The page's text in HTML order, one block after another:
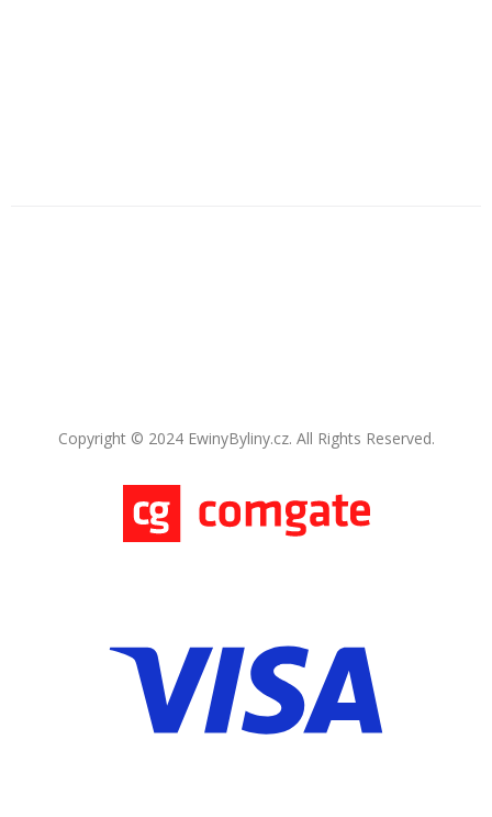
Copyright © 2024 EwinyByliny.cz. All Rights Reserved.